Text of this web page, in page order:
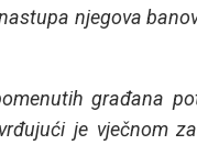
njegova
građana
je vječnom